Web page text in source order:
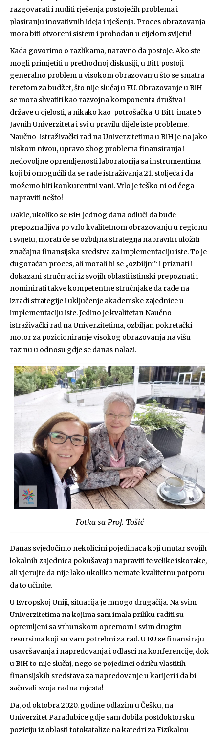
razgovarati i nuditi rješenja postojećih problema i
plasiranju inovativnih ideja i rješenja. Proces obrazovanja
mora biti otvoreni sistem i prohodan u cijelom svijetu!
Kada govorimo o razlikama, naravno da postoje. Ako ste
mogli primjetiti u prethodnoj diskusiji, u BiH postoji
generalno problem u visokom obrazovanju što se smatra
teretom za budžet, što nije slučaj u EU. Obrazovanje u BiH
se mora shvatiti kao razvojna komponenta društva i
države u cjelosti, a nikako kao potrošačka. U BiH, imate 5
Javnih Univerziteta i svi u pravilu dijele iste probleme.
Naučno-istraživački rad na Univerzitetima u BiH je na jako
niskom nivou, upravo zbog problema finansiranja i
nedovoljne opremljenosti laboratorija sa instrumentima
koji bi omogućili da se rade istraživanja 21. stoljeća i da
možemo biti konkurentni vani. Vrlo je teško ni od čega
napraviti nešto!
Dakle, ukoliko se BiH jednog dana odluči da bude
prepoznatljiva po vrlo kvalitetnom obrazovanju u regionu
i svijetu, morati će se ozbiljna strategija napraviti i uložiti
značajna finansijska sredstva za implementaciju iste. To je
dugoračan proces, ali morali bi se „ozbiljni“ i priznati i
dokazani stručnjaci iz svojih oblasti istinski prepoznati i
nominirati takve kompetentne stručnjake da rade na
izradi strategije i uključenje akademske zajednice u
implementaciju iste. Jedino je kvalitetan Naučno-
istraživački rad na Univerzitetima, ozbiljan pokretački
motor za pozicioniranje visokog obrazovanja na višu
razinu u odnosu gdje se danas nalazi.
Fotka sa Prof. Tošić
Danas svjedočimo nekolicini pojedinaca koji unutar svojih
lokalnih zajednica pokušavaju napraviti te velike iskorake,
ali vjerujte da nije lako ukoliko nemate kvalitetnu potporu
da to učinite.
U Evropskoj Uniji, situacija je mnogo drugačija. Na svim
Univerzitetima na kojima sam imala priliku raditi su
opremljeni sa vrhunskom opremom i svim drugim
resursima koji su vam potrebni za rad. U EU se finansiraju
usavršavanja i napredovanja i odlasci na konferencije, dok
u BiH to nije slučaj, nego se pojedinci odriču vlastitih
finansijskih sredstava za napredovanje u karijeri i da bi
sačuvali svoja radna mjesta!
Da, od oktobra 2020. godine odlazim u Češku, na
Univerzitet Paradubice gdje sam dobila postdoktorsku
poziciju iz oblasti fotokatalize na katedri za Fizikalnu